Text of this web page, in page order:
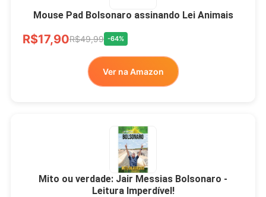
Mouse Pad Bolsonaro assinando Lei Animais
R$17,90R$49,99 -64%
Ver na Amazon
Mito ou verdade: Jair Messias Bolsonaro -
Leitura Imperdível!